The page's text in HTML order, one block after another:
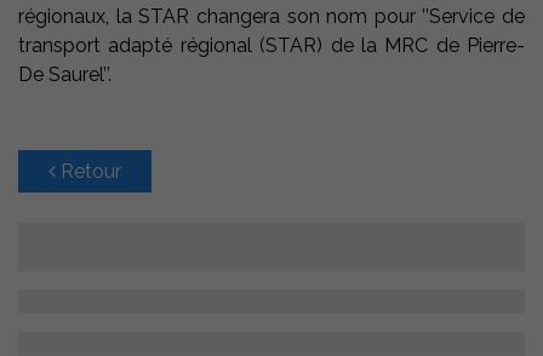
régionaux, la STAR changera son nom pour ’’Service de
transport adapté régional (STAR) de la MRC de Pierre-
De Saurel’’.
Retour